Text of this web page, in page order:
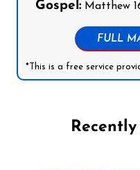
Gospel: Matthew
FULL
*This is a free service